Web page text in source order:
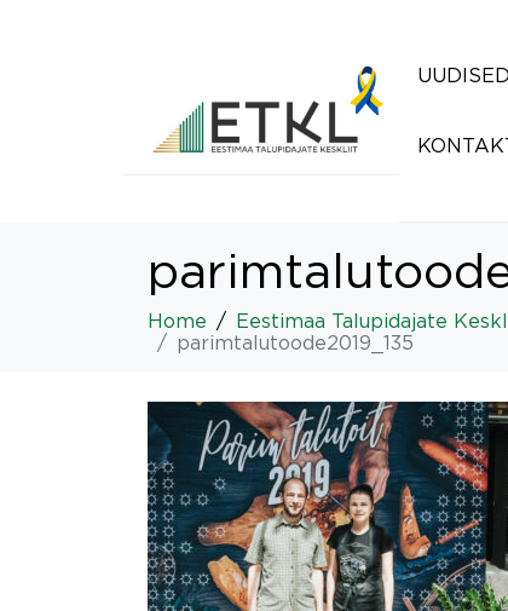
UUDISED
Home
Eestimaa Talupidajate
parimtalutoode2019_135